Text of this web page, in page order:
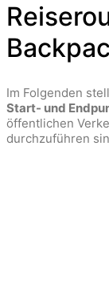
Im Folgenden
Start- und
öffentlichen
durchzuführen